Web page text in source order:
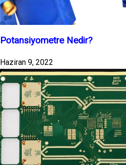
Potansiyometre Nedir?
Haziran 9, 2022